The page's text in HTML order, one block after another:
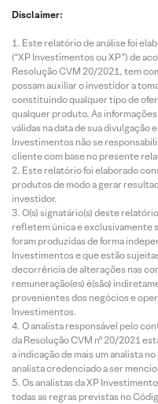
Disclaimer:
Este relatório de análise foi
(“XP Investimentos ou XP”) de
Resolução CVM 20/2021, tem
possam auxiliar o investidor a
constituindo qualquer tipo de
qualquer produto. As
válidas na data de sua divulgação
Investimentos não se
cliente com base no presente
Este relatório foi elaborado
produtos de modo a gerar
investidor.
O(s) signatário(s) deste
refletem única e exclusivamente
foram produzidas de forma
Investimentos e que estão
decorrência de alterações nas
remuneração(es) é(são)
provenientes dos negócios e
Investimentos.
O analista responsável pelo
da Resolução CVM nº 20/2021
a indicação de mais um analista
analista credenciado a ser
Os analistas da XP
todas as regras previstas no